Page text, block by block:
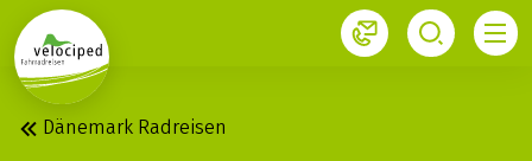
1
Dänemark Radreisen